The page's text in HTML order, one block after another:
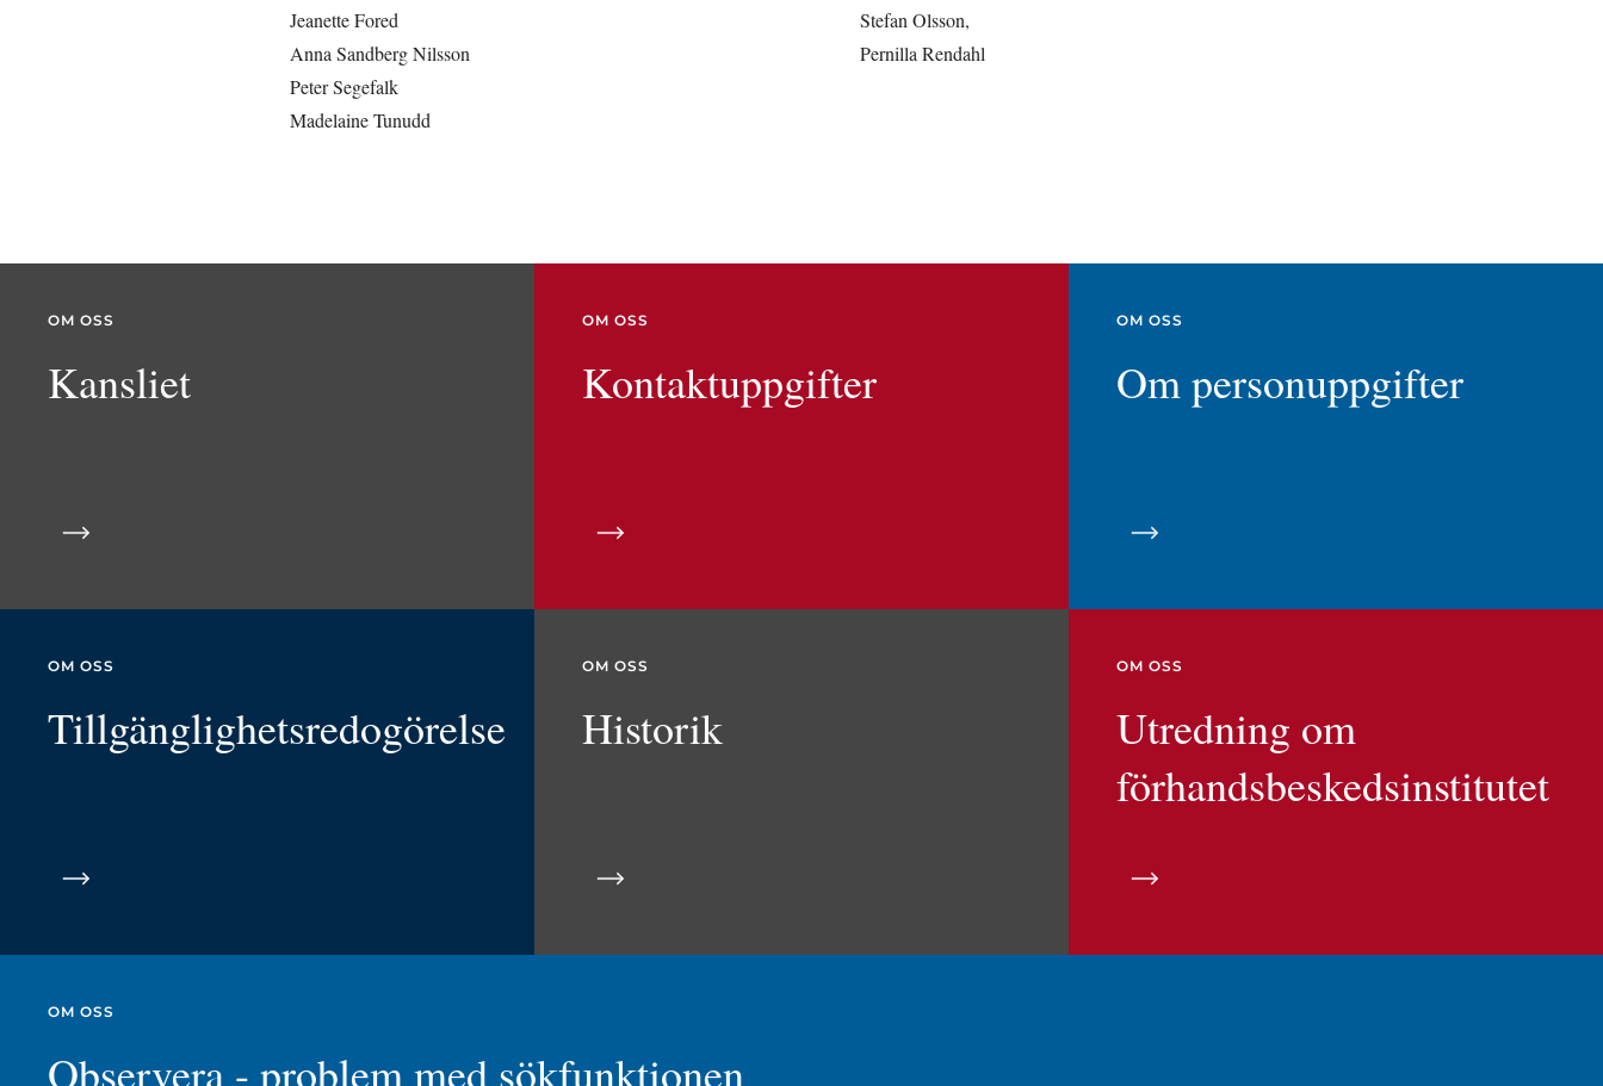
Jeanette Fored
Stefan Olsson,
Anna Sandberg Nilsson
Pernilla Rendahl
Peter Segefalk
Madelaine Tunudd
OM OSS
Kansliet
OM OSS
Kontaktuppgifter
OM OSS
Om personuppgifter
OM OSS
Tillgänglighetsredogörelse
OM OSS
Historik
OM OSS
Utredning om
förhandsbeskedsinstitutet
OM OSS
Observera - problem med sökfunktionen